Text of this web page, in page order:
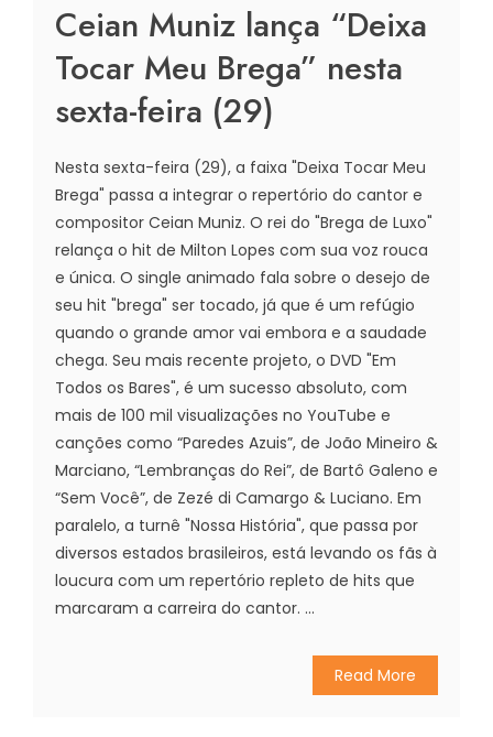
Ceian Muniz lança “Deixa
Tocar Meu Brega” nesta
sexta-feira (29)
Nesta sexta-feira (29), a faixa "Deixa Tocar Meu
Brega" passa a integrar o repertório do cantor e
compositor Ceian Muniz. O rei do "Brega de Luxo"
relança o hit de Milton Lopes com sua voz rouca
e única. O single animado fala sobre o desejo de
seu hit "brega" ser tocado, já que é um refúgio
quando o grande amor vai embora e a saudade
chega. Seu mais recente projeto, o DVD "Em
Todos os Bares", é um sucesso absoluto, com
mais de 100 mil visualizações no YouTube e
canções como “Paredes Azuis”, de João Mineiro &
Marciano, “Lembranças do Rei”, de Bartô Galeno e
“Sem Você”, de Zezé di Camargo & Luciano. Em
paralelo, a turnê "Nossa História", que passa por
diversos estados brasileiros, está levando os fãs à
loucura com um repertório repleto de hits que
marcaram a carreira do cantor. ...
Read More